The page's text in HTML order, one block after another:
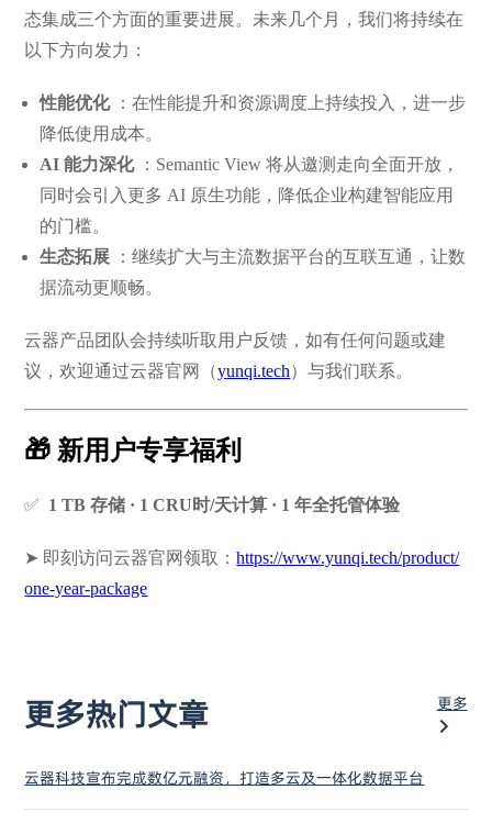
态集成三个方面的重要进展。未来几个月，我们将持续在
以下方向发力：
性能优化：在性能提升和资源调度上持续投入，进一步
降低使用成本。
AI 能力深化：Semantic View 将从邀测走向全面开放，
同时会引入更多 AI 原生功能，降低企业构建智能应用
的门槛。
生态拓展 ：继续扩大与主流数据平台的互联互通，让数
据流动更顺畅。
云器产品团队会持续听取用户反馈，如有任何问题或建
议，欢迎通过云器官网（yunqi.tech）与我们联系。
🎁 新用户专享福利
✅ 1 TB 存储 · 1 CRU时/天计算 · 1 年全托管体验
➤ 即刻访问云器官网领取：https://www.yunqi.tech/product/
one-year-package
更多热门文章 更多
云器科技宣布完成数亿元融资，打造多云及一体化数据平台